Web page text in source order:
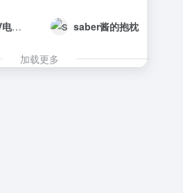
COONAV电商运营导航 saber酱的抱枕
加载更多